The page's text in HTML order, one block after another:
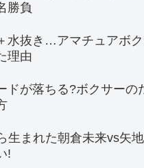
勝負
水抜き…アマチュアボ
理由
ドが落ちる?ボクサーの
生まれた朝倉未来vs矢
!